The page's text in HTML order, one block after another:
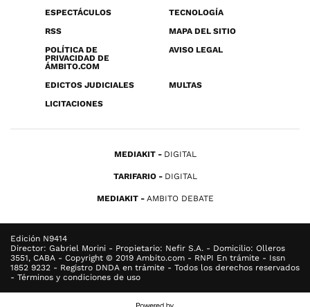
ESPECTÁCULOS
TECNOLOGÍA
RSS
MAPA DEL SITIO
POLÍTICA DE
PRIVACIDAD DE
ÁMBITO.COM
AVISO LEGAL
EDICTOS JUDICIALES
MULTAS
LICITACIONES
MEDIAKIT DIGITAL
TARIFARIO DIGITAL
MEDIAKIT AMBITO DEBATE
Edición N9414
Director: Gabriel Morini - Propietario: Nefir S.A. - Domicilio: Olleros
3551, CABA - Copyright © 2019 Ambito.com - RNPI En trámite - Issn
1852 9232 - Registro DNDA en trámite - Todos los derechos reservados
- Términos y condiciones de uso